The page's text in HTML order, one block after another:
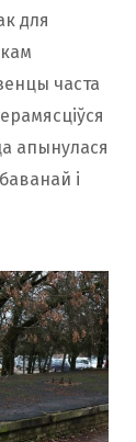
для
часта
апынулася
і